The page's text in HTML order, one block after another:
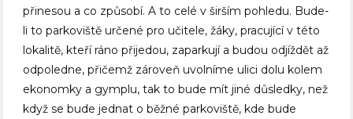
přinesou a co způsobí. A to celé v širším pohledu. Bude-
li to parkoviště určené pro učitele, žáky, pracující v této
lokalitě, kteří ráno přijedou, zaparkují a budou odjíždět až
odpoledne, přičemž zároveň uvolníme ulici dolu kolem
ekonomky a gymplu, tak to bude mít jiné důsledky, než
když se bude jednat o běžné parkoviště, kde bude